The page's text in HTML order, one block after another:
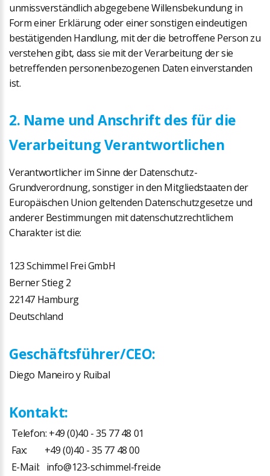
unmissverständlich abgegebene Willensbekundung in
Form einer Erklärung oder einer sonstigen eindeutigen
bestätigenden Handlung, mit der die betroffene Person zu
verstehen gibt, dass sie mit der Verarbeitung der sie
betreffenden personenbezogenen Daten einverstanden
ist.
2. Name und Anschrift des für die
Verarbeitung Verantwortlichen
Verantwortlicher im Sinne der Datenschutz-
Grundverordnung, sonstiger in den Mitgliedstaaten der
Europäischen Union geltenden Datenschutzgesetze und
anderer Bestimmungen mit datenschutzrechtlichem
Charakter ist die:
123 Schimmel Frei GmbH
Berner Stieg 2
22147 Hamburg
Deutschland
Geschäftsführer/CEO:
Diego Maneiro y Ruibal
Kontakt:
Telefon: +49 (0)40 - 35 77 48 01
Fax: +49 (0)40 - 35 77 48 00
E-Mail: info@123-schimmel-frei.de